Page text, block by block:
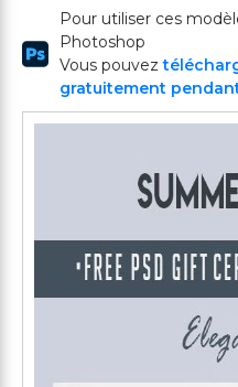
Pour utiliser ces
Photoshop
Vous pouvez
gratuitement